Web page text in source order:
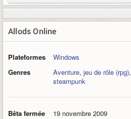
Allods Online
Plateformes
Windows
Genres
Aventure, jeu de rôle (rpg),
steampunk
Bêta fermée
19 novembre 2009